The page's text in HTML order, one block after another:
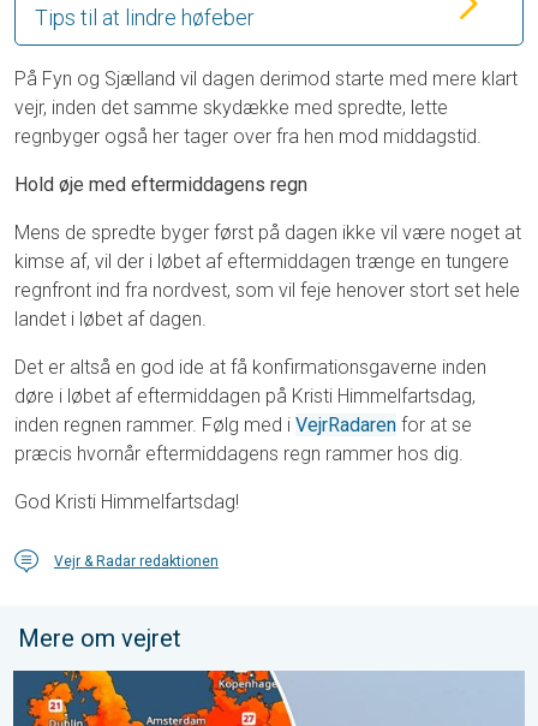
Tips til at lindre høfeber
På Fyn og Sjælland vil dagen derimod starte med mere klart
vejr, inden det samme skydække med spredte, lette
regnbyger også her tager over fra hen mod middagstid.
Hold øje med eftermiddagens regn
Mens de spredte byger først på dagen ikke vil være noget at
kimse af, vil der i løbet af eftermiddagen trænge en tungere
regnfront ind fra nordvest, som vil feje henover stort set hele
landet i løbet af dagen.
Det er altså en god ide at få konfirmationsgaverne inden
døre i løbet af eftermiddagen på Kristi Himmelfartsdag,
inden regnen rammer. Følg med i VejrRadaren for at se
præcis hvornår eftermiddagens regn rammer hos dig.
God Kristi Himmelfartsdag!
Vejr & Radar redaktionen
Mere om vejret
Varmen har stadig Europa i et jerngreb. Regionalt 40 grader. .